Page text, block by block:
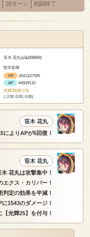
20ターン 戦闘終了
笹木 花丸(p3p008689)
堅牢彩華
HP
26413/27595
AP
4450/9110
光輝25(残り8)
(-3.50, 0.00, 0.00)
笹木 花丸
によりAPが5回復！
笹木 花丸
木 花丸は攻撃集中！
エクス・カリバー！
判定の効果を半減！
1543のダメージ！
【光輝25】を付与！